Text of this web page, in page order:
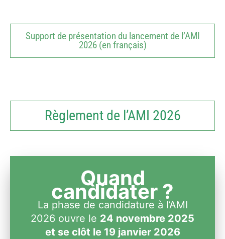
Support de présentation du lancement de l’AMI
2026 (en français)
Règlement de l’AMI 2026
Quand
candidater ?
La phase de candidature à l’AMI
2026 ouvre le 24 novembre 2025
et se clôt le 19 janvier 2026